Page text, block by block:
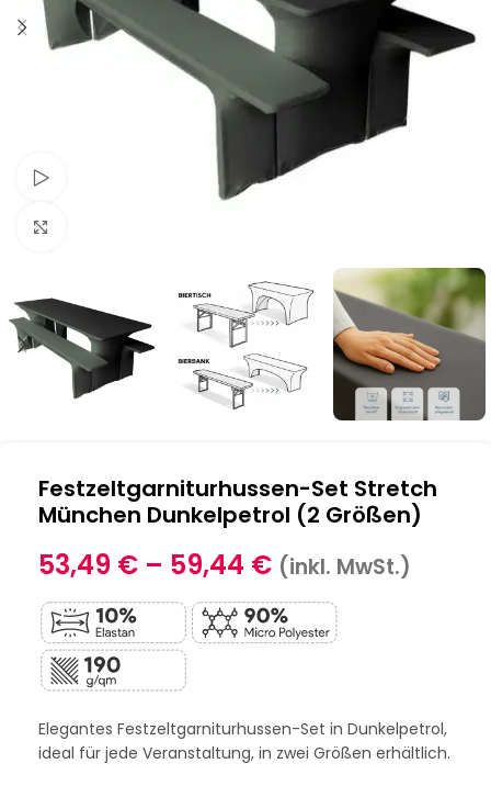
Festzeltgarniturhussen-Set Stretch
München Dunkelpetrol (2 Größen)
53,49 € – 59,44 € (inkl. MwSt.)
Elegantes Festzeltgarniturhussen-Set in Dunkelpetrol,
ideal für jede Veranstaltung, in zwei Größen erhältlich.